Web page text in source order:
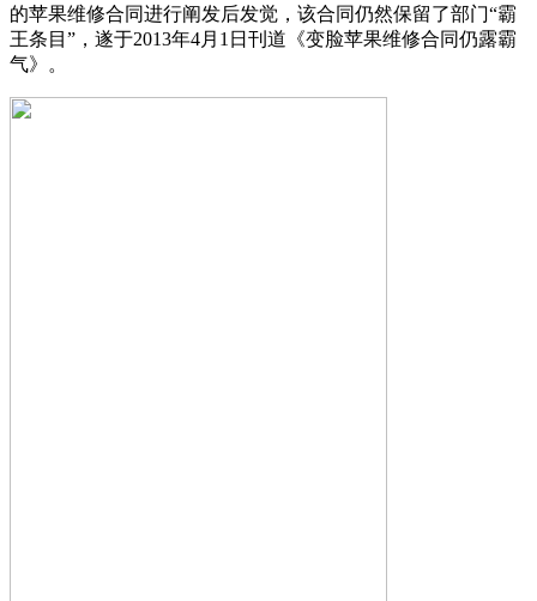
的苹果维修合同进行阐发后发觉，该合同仍然保留了部门“霸
王条目”，遂于2013年4月1日刊道《变脸苹果维修合同仍露霸
气》。